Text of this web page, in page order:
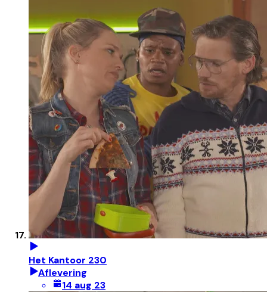
Het Kantoor 230
Aflevering
14 aug 23